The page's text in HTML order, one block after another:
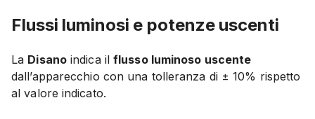
Flussi luminosi e potenze uscenti
La Disanoindica ilflusso luminoso uscente
dall’apparecchio con una tolleranza di ± 10% rispetto
al valore indicato.